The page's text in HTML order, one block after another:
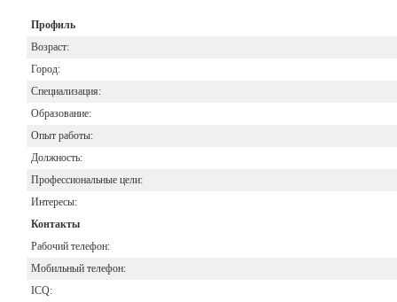
Профиль
Возраст:
Город:
Специализация:
Образование:
Опыт работы:
Должность:
Профессиональные цели:
Интересы:
Контакты
Рабочий телефон:
Мобильный телефон:
ICQ: